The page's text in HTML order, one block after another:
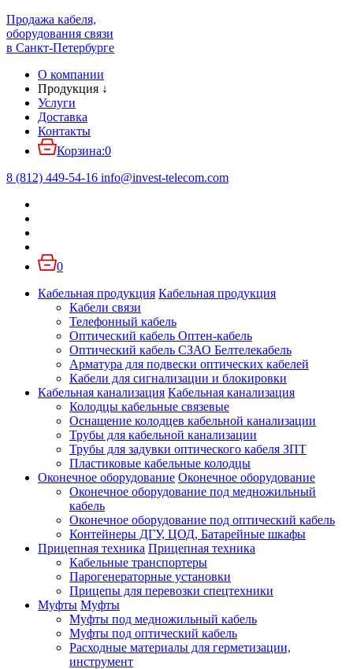
Продажа кабеля,
оборудования связи
в Санкт-Петербурге
О компании
Продукция ↓
Услуги
Доставка
Контакты
Корзина:0
8 (812) 449-54-16 info@invest-telecom.com
0
Кабельная продукция Кабельная продукция
Кабели связи
Телефонный кабель
Оптический кабель Оптен-кабель
Оптический кабель СЗАО Белтелекабель
Арматура для подвески оптических кабелей
Кабели для сигнализации и блокировки
Кабельная канализация Кабельная канализация
Колодцы кабельные связевые
Оснащение колодцев кабельной канализации
Трубы для кабельной канализации
Трубы для задувки оптического кабеля ЗПТ
Пластиковые кабельные колодцы
Оконечное оборудование Оконечное оборудование
Оконечное оборудование под медножильный
кабель
Оконечное оборудование под оптический кабель
Контейнеры ДГУ, ЦОД, Батарейные шкафы
Прицепная техника Прицепная техника
Кабельные транспортеры
Парогенераторные установки
Прицепы для перевозки спецтехники
Муфты Муфты
Муфты под медножильный кабель
Муфты под оптический кабель
Расходные материалы для герметизации,
инструмент